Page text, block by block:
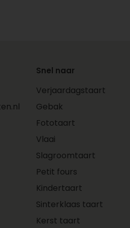
Snel naar
Verjaardagstaart
Gebak
Fototaart
Vlaai
Slagroomtaart
Petit fours
Kindertaart
Sinterklaas taart
Kerst taart